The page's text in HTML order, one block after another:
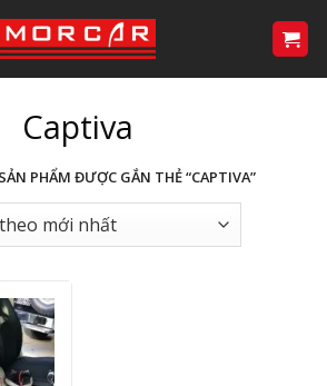
Captiva
SẢN PHẨM ĐƯỢC GẮN THẺ “CAPTIVA”